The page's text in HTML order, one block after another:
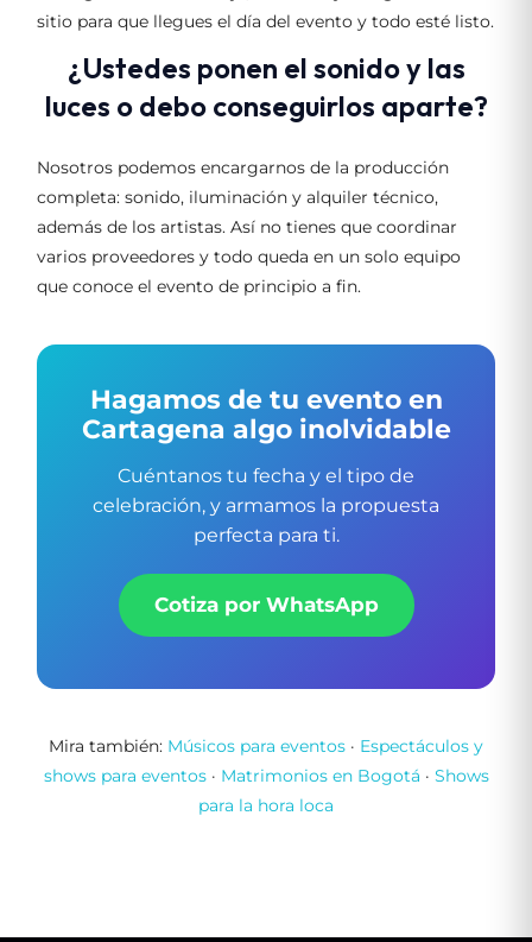
sitio para que llegues el día del evento y todo esté listo.
¿Ustedes ponen el sonido y las
luces o debo conseguirlos aparte?
Nosotros podemos encargarnos de la producción
completa: sonido, iluminación y alquiler técnico,
además de los artistas. Así no tienes que coordinar
varios proveedores y todo queda en un solo equipo
que conoce el evento de principio a fin.
Hagamos de tu evento en
Cartagena algo inolvidable
Cuéntanos tu fecha y el tipo de
celebración, y armamos la propuesta
perfecta para ti.
Cotiza por WhatsApp
Mira también: Músicos para eventos · Espectáculos y
shows para eventos· Matrimonios en Bogotá · Shows
para la hora loca